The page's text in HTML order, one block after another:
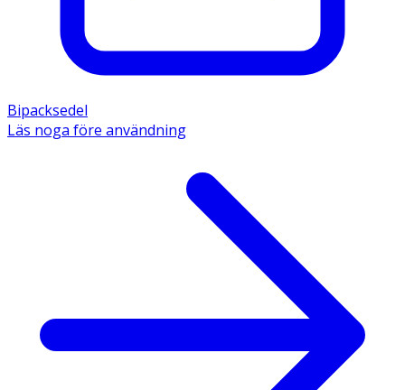
Bipacksedel
Läs noga före användning